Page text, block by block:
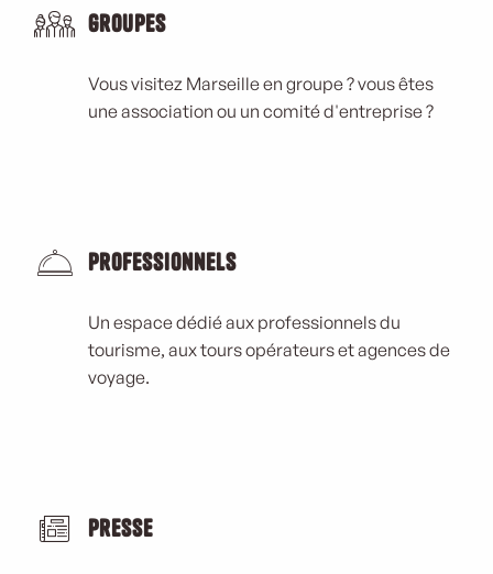
Groupes
Vous visitez Marseille en groupe ? vous êtes
une association ou un comité d'entreprise ?
Professionnels
Un espace dédié aux professionnels du
tourisme, aux tours opérateurs et agences de
voyage.
Presse